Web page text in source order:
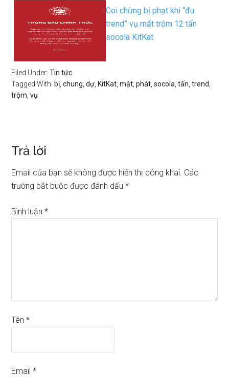
Coi chừng bị phạt khi “đu
trend” vụ mất trộm 12 tấn
socola KitKat
Filed Under:Tin tức
Tagged With: bị,chung,dự, KitKat,mật,phát,socola,tấn,trend,
trộm,vụ
Trả lời
Email của bạn sẽ không được hiển thị công khai. Các
trường bắt buộc được đánh dấu*
Bình luận*
Tên*
Email*